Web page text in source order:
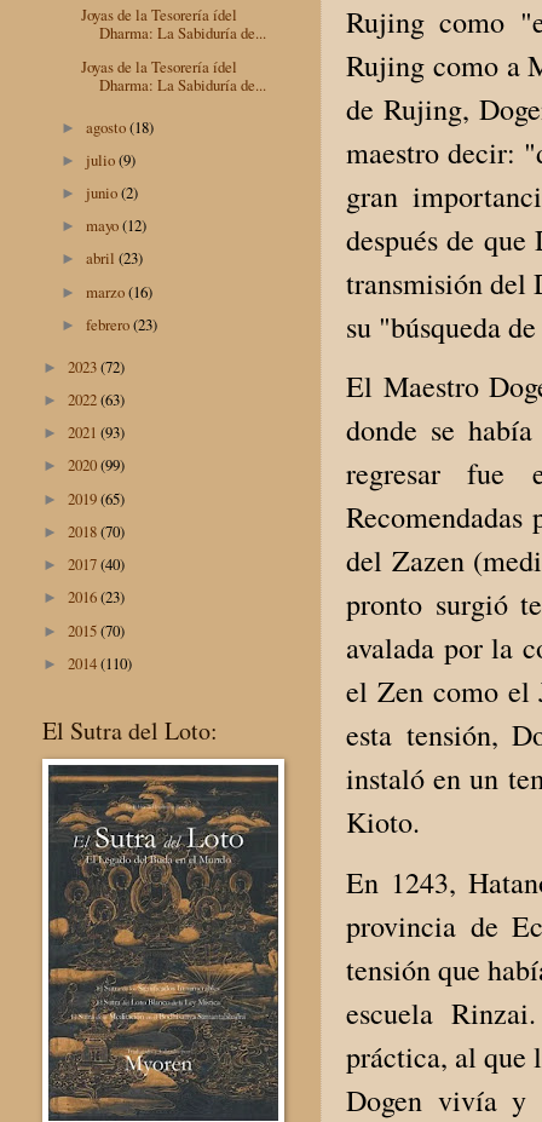
Rujing como
Rujing como a
de Rujing,
maestro decir:
gran
después de
transmisión del
su "búsqueda
El Maestro
donde se
regresar fue
del Zazen
pronto surgió
avalada por la
el Zen como el
esta tensión,
instaló en un
Kioto.
En 1243,
provincia de
tensión que
escuela
práctica, al que
Dogen vivía y
Joyas de la Tesorería ídel
Dharma: La Sabiduría de...
Joyas de la Tesorería ídel
Dharma: La Sabiduría de...
►agosto(18)
► julio(9)
► junio(2)
►mayo(12)
►abril(23)
►marzo(16)
►febrero(23)
► 2023(72)
► 2022(63)
► 2021 (93)
► 2020(99)
► 2019(65)
► 2018(70)
► 2017(40)
► 2016(23)
► 2015(70)
► 2014(110)
El Sutra del Loto: